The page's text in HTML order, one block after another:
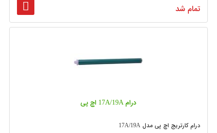
تمام شد
درام 17A/19A اچ پی
درام کارتریج اچ پی مدل 17A/19A